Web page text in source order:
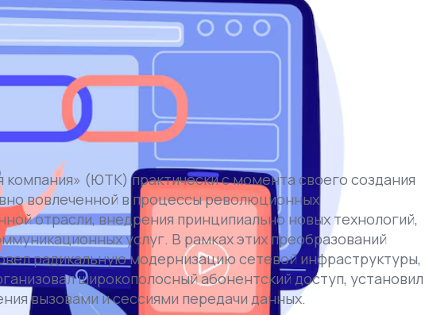
(ЮТК) практически с момента своего создания
вовлеченной в процессы революционных
отрасли, внедрения принципиально новых технологий,
услуг. В рамках этих преобразований
радикальную модернизацию сетевой инфраструктуры,
широкополосный абонентский доступ, установил
вызовами и сессиями передачи данных.